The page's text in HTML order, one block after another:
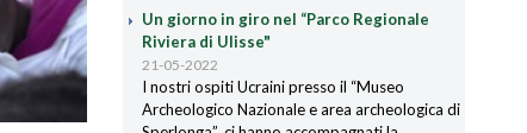
21-05-2022
I nostri ospiti Ucraini presso il “Museo
Archeologico Nazionale e area archeologica di
Sperlonga”, ci hanno accompagnati la
Direttrice Cristiana ...Leggi